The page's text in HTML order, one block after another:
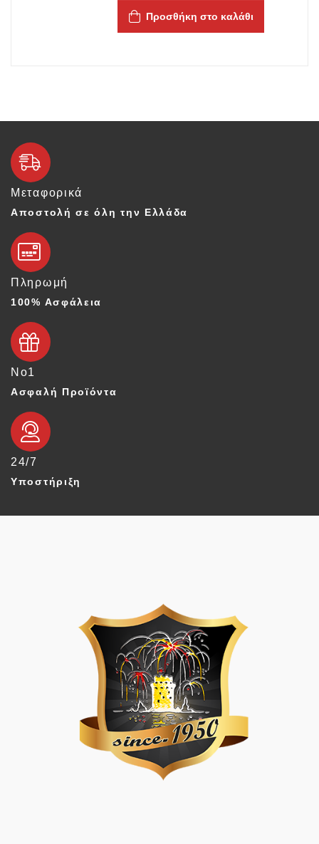
Προσθήκη στο καλάθι
Μεταφορικά
Αποστολή σε όλη την Ελλάδα
Πληρωμή
100% Ασφάλεια
Νο1
Ασφαλή Προϊόντα
24/7
Υποστήριξη